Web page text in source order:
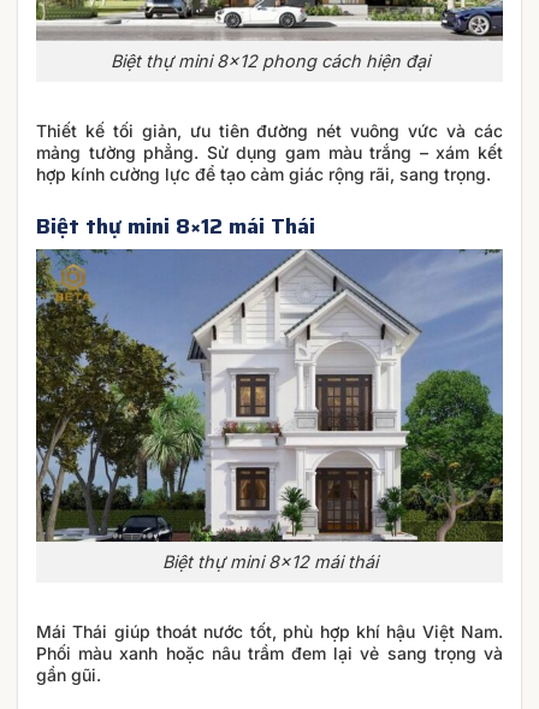
Biệt thự mini 8×12 phong cách hiện đại
Thiết kế tối giản, ưu tiên đường nét vuông vức và các
mảng tường phẳng. Sử dụng gam màu trắng – xám kết
hợp kính cường lực để tạo cảm giác rộng rãi, sang trọng.
Biệt thự mini 8×12 mái Thái
Biệt thự mini 8×12 mái thái
Mái Thái giúp thoát nước tốt, phù hợp khí hậu Việt Nam.
Phối màu xanh hoặc nâu trầm đem lại vẻ sang trọng và
gần gũi.